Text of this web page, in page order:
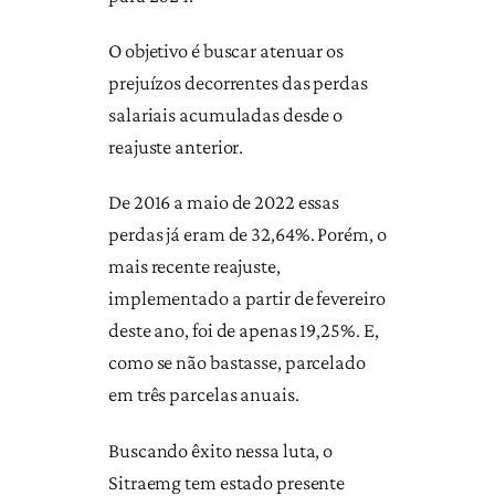
O objetivo é buscar atenuar os
prejuízos decorrentes das perdas
salariais acumuladas desde o
reajuste anterior.
De 2016 a maio de 2022 essas
perdas já eram de 32,64%. Porém, o
mais recente reajuste,
implementado a partir de fevereiro
deste ano, foi de apenas 19,25%. E,
como se não bastasse, parcelado
em três parcelas anuais.
Buscando êxito nessa luta, o
Sitraemg tem estado presente